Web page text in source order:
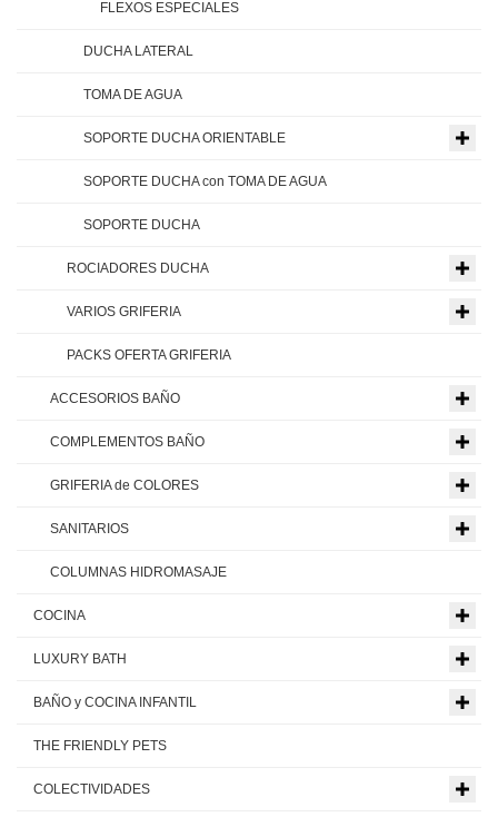
FLEXOS ESPECIALES
DUCHA LATERAL
TOMA DE AGUA
SOPORTE DUCHA ORIENTABLE
SOPORTE DUCHA con TOMA DE AGUA
SOPORTE DUCHA
ROCIADORES DUCHA
VARIOS GRIFERIA
PACKS OFERTA GRIFERIA
ACCESORIOS BAÑO
COMPLEMENTOS BAÑO
GRIFERIA de COLORES
SANITARIOS
COLUMNAS HIDROMASAJE
COCINA
LUXURY BATH
BAÑO y COCINA INFANTIL
THE FRIENDLY PETS
COLECTIVIDADES